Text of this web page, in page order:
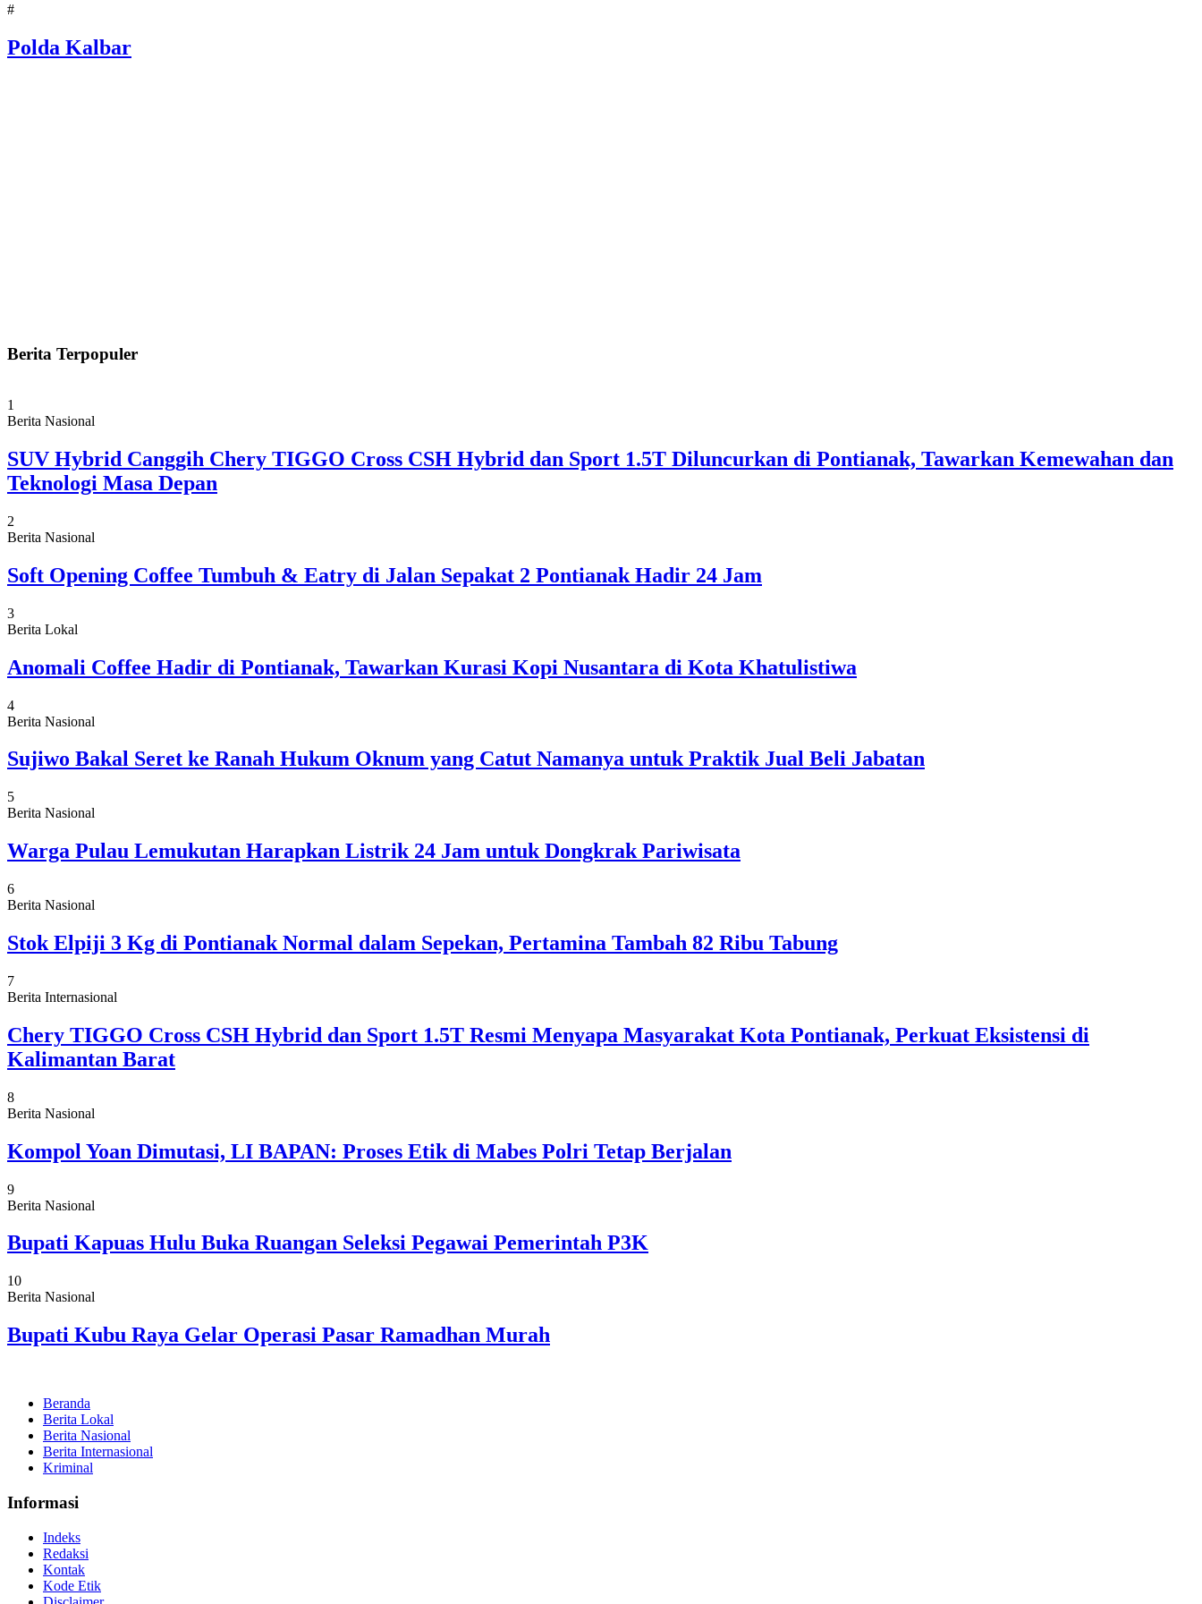
#
Polda Kalbar
Berita Terpopuler
1
Berita Nasional
SUV Hybrid Canggih Chery TIGGO Cross CSH Hybrid dan Sport 1.5T Diluncurkan di Pontianak, Tawarkan Kemewahan dan
Teknologi Masa Depan
2
Berita Nasional
Soft Opening Coffee Tumbuh & Eatry di Jalan Sepakat 2 Pontianak Hadir 24 Jam
3
Berita Lokal
Anomali Coffee Hadir di Pontianak, Tawarkan Kurasi Kopi Nusantara di Kota Khatulistiwa
4
Berita Nasional
Sujiwo Bakal Seret ke Ranah Hukum Oknum yang Catut Namanya untuk Praktik Jual Beli Jabatan
5
Berita Nasional
Warga Pulau Lemukutan Harapkan Listrik 24 Jam untuk Dongkrak Pariwisata
6
Berita Nasional
Stok Elpiji 3 Kg di Pontianak Normal dalam Sepekan, Pertamina Tambah 82 Ribu Tabung
7
Berita Internasional
Chery TIGGO Cross CSH Hybrid dan Sport 1.5T Resmi Menyapa Masyarakat Kota Pontianak, Perkuat Eksistensi di
Kalimantan Barat
8
Berita Nasional
Kompol Yoan Dimutasi, LI BAPAN: Proses Etik di Mabes Polri Tetap Berjalan
9
Berita Nasional
Bupati Kapuas Hulu Buka Ruangan Seleksi Pegawai Pemerintah P3K
10
Berita Nasional
Bupati Kubu Raya Gelar Operasi Pasar Ramadhan Murah
Beranda
Berita Lokal
Berita Nasional
Berita Internasional
Kriminal
Informasi
Indeks
Redaksi
Kontak
Kode Etik